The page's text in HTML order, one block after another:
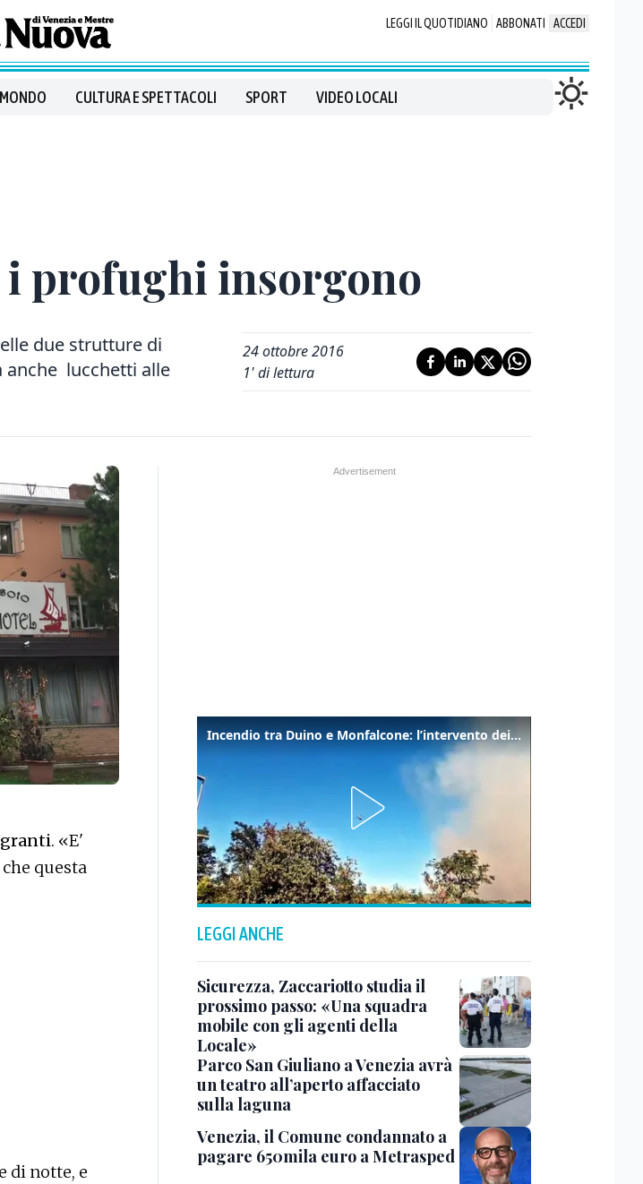
LEGGI IL QUOTIDIANO ABBONATI ACCEDI
MONDO CULTURA E SPETTACOLI SPORT VIDEO LOCALI
profughi insorgono
due strutture di
anche lucchetti alle
24 ottobre 2016
1' di lettura
. «E'
questa
di notte, e
Incendio tra Duino e Monfalcone: l’intervento dei vigili del fuoco
LEGGI ANCHE
Sicurezza, Zaccariotto studia il
prossimo passo: «Una squadra
mobile con gli agenti della
Locale»
Parco San Giuliano a Venezia avrà
un teatro all’aperto affacciato
sulla laguna
Venezia, il Comune condannato a
pagare 650mila euro a Metrasped